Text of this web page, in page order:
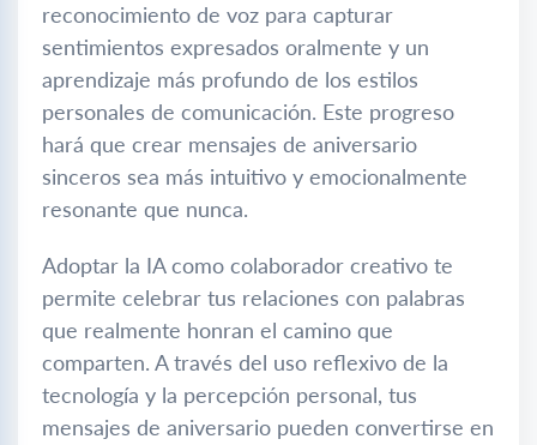
reconocimiento de voz para capturar
sentimientos expresados oralmente y un
aprendizaje más profundo de los estilos
personales de comunicación. Este progreso
hará que crear mensajes de aniversario
sinceros sea más intuitivo y emocionalmente
resonante que nunca.
Adoptar la IA como colaborador creativo te
permite celebrar tus relaciones con palabras
que realmente honran el camino que
comparten. A través del uso reflexivo de la
tecnología y la percepción personal, tus
mensajes de aniversario pueden convertirse en